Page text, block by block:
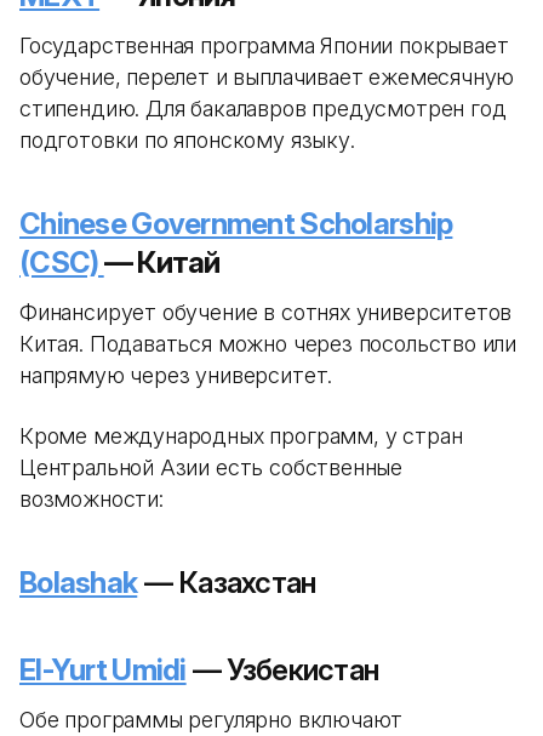
Государственная программа Японии покрывает
обучение, перелет и выплачивает ежемесячную
стипендию. Для бакалавров предусмотрен год
подготовки по японскому языку.
Chinese Government Scholarship
(CSC)— Китай
Финансирует обучение в сотнях университетов
Китая. Подаваться можно через посольство или
напрямую через университет.
Кроме международных программ, у стран
Центральной Азии есть собственные
возможности:
Bolashak— Казахстан
El-Yurt Umidi — Узбекистан
Обе программы регулярно включают